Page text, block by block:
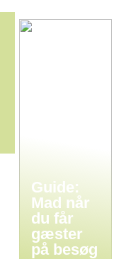
Guide:
Mad når
du får
gæster
på besøg